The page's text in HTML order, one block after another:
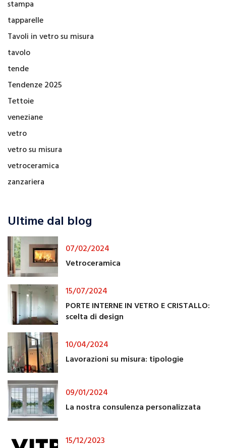
stampa
tapparelle
Tavoli in vetro su misura
tavolo
tende
Tendenze 2025
Tettoie
veneziane
vetro
vetro su misura
vetroceramica
zanzariera
Ultime dal blog
07/02/2024
Vetroceramica
15/07/2024
PORTE INTERNE IN VETRO E CRISTALLO:
scelta di design
10/04/2024
Lavorazioni su misura: tipologie
09/01/2024
La nostra consulenza personalizzata
15/12/2023